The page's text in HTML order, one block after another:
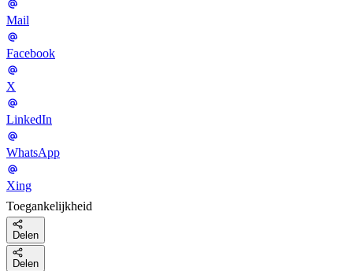
Mail
Facebook
X
LinkedIn
WhatsApp
Xing
Toegankelijkheid
Delen
Delen